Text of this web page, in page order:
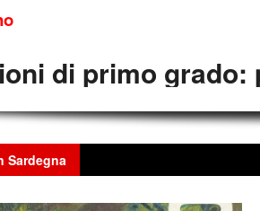
di primo
Sardegna